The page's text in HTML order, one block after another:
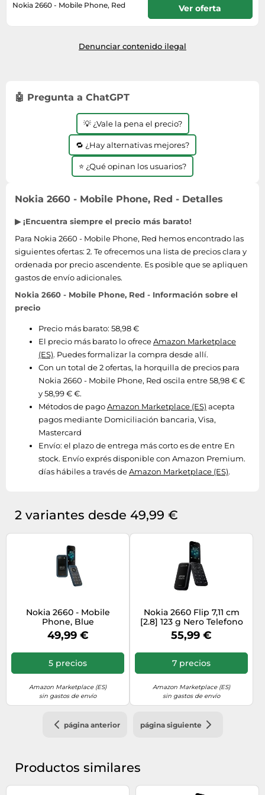
Zapatillas de tenis
Placer y anticoncepción
Productos para baño y ducha
Tensiómetros
Termómetros clínicos
Móviles
Ordenadores portátiles
Placas de cocina
TV, vídeo y DVD
Tablets
Telecomunicaciones
Televisores
Playmobil
Relojes
Zapatillas de baloncesto
Zapatos de invierno
Zapatos mujer
Nokia 2660 - Mobile Phone, Red Ver oferta
Denunciar contenido ilegal
🤖 Pregunta a ChatGPT
💡 ¿Vale la pena el precio?
🔁 ¿Hay alternativas mejores?
⭐ ¿Qué opinan los usuarios?
Nokia 2660 - Mobile Phone, Red - Detalles
▶ ¡Encuentra siempre el precio más barato!
Para Nokia 2660 - Mobile Phone, Red hemos encontrado las
siguientes ofertas: 2. Te ofrecemos una lista de precios clara y
ordenada por precio ascendente. Es posible que se apliquen
gastos de envío adicionales.
Nokia 2660 - Mobile Phone, Red - Información sobre el
precio
Precio más barato: 58,98 €
El precio más barato lo ofreceAmazon Marketplace
(ES). Puedes formalizar la compra desde allí.
Con un total de 2 ofertas, la horquilla de precios para
Nokia 2660 - Mobile Phone, Red oscila entre 58,98 € €
y 58,99 € €.
Métodos de pagoAmazon Marketplace (ES) acepta
pagos mediante Domiciliación bancaria, Visa,
Mastercard
Envío: el plazo de entrega más corto es de entre En
stock. Envío exprés disponible con Amazon Premium.
días hábiles a través deAmazon Marketplace (ES).
2 variantes desde 49,99 €
Nokia 2660 - Mobile
Phone, Blue
49,99 €
5 precios
Amazon Marketplace (ES)
sin gastos de envío
Nokia 2660 Flip 7,11 cm
[2.8] 123 g Nero Telefono
cellulare basico (NOKIA
2660 TA-1469 DS GB IE
BLACK)
55,99 €
7 precios
Amazon Marketplace (ES)
sin gastos de envío
página anterior página siguiente
Productos similares